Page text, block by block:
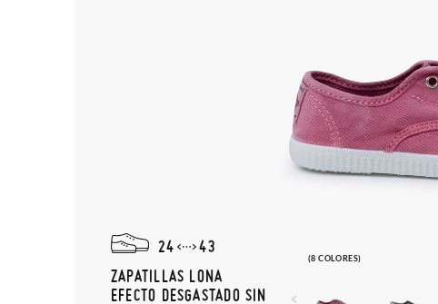
(8 COLORES)
24
43
ZAPATILLAS LONA
EFECTO DESGASTADO SIN